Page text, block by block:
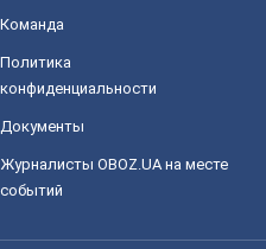
Команда
Политика
конфиденциальности
Документы
Журналисты OBOZ.UA на месте
событий